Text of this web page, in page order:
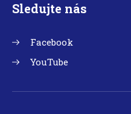
Sledujte nás
Facebook
YouTube